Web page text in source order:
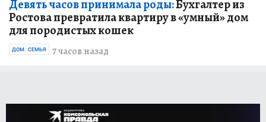
Девять часов принимала роды:Бухгалтер из
Ростова превратила квартиру в «умный» дом
для породистых кошек
7 часов назад
ДОМ. СЕМЬЯ